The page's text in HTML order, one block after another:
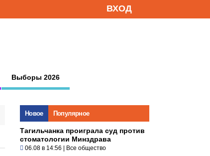
ВХОД
Выборы 2026
Новое Популярное
Тагильчанка проиграла суд против
стоматологии Минздрава
06.08 в 14:56 | Все общество